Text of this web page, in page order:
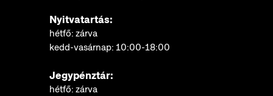
Nyitvatartás:
hétfő: zárva
kedd-vasárnap: 10:00-18:00
Jegypénztár:
hétfő: zárva